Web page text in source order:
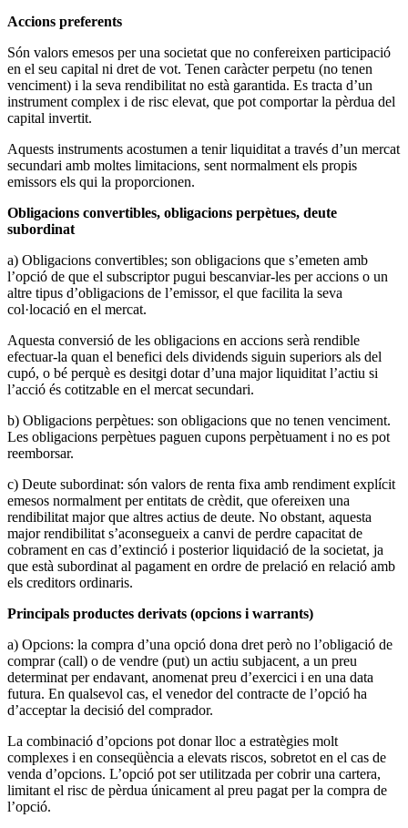
Accions preferents
Són valors emesos per una societat que no confereixen participació
en el seu capital ni dret de vot. Tenen caràcter perpetu (no tenen
venciment) i la seva rendibilitat no està garantida. Es tracta d’un
instrument complex i de risc elevat, que pot comportar la pèrdua del
capital invertit.
Aquests instruments acostumen a tenir liquiditat a través d’un mercat
secundari amb moltes limitacions, sent normalment els propis
emissors els qui la proporcionen.
Obligacions convertibles, obligacions perpètues, deute
subordinat
a) Obligacions convertibles; son obligacions que s’emeten amb
l’opció de que el subscriptor pugui bescanviar-les per accions o un
altre tipus d’obligacions de l’emissor, el que facilita la seva
col·locació en el mercat.
Aquesta conversió de les obligacions en accions serà rendible
efectuar-la quan el benefici dels dividends siguin superiors als del
cupó, o bé perquè es desitgi dotar d’una major liquiditat l’actiu si
l’acció és cotitzable en el mercat secundari.
b) Obligacions perpètues: son obligacions que no tenen venciment.
Les obligacions perpètues paguen cupons perpètuament i no es pot
reemborsar.
c) Deute subordinat: són valors de renta fixa amb rendiment explícit
emesos normalment per entitats de crèdit, que ofereixen una
rendibilitat major que altres actius de deute. No obstant, aquesta
major rendibilitat s’aconsegueix a canvi de perdre capacitat de
cobrament en cas d’extinció i posterior liquidació de la societat, ja
que està subordinat al pagament en ordre de prelació en relació amb
els creditors ordinaris.
Principals productes derivats (opcions i warrants)
a) Opcions: la compra d’una opció dona dret però no l’obligació de
comprar (call) o de vendre (put) un actiu subjacent, a un preu
determinat per endavant, anomenat preu d’exercici i en una data
futura. En qualsevol cas, el venedor del contracte de l’opció ha
d’acceptar la decisió del comprador.
La combinació d’opcions pot donar lloc a estratègies molt
complexes i en conseqüència a elevats riscos, sobretot en el cas de
venda d’opcions. L’opció pot ser utilitzada per cobrir una cartera,
limitant el risc de pèrdua únicament al preu pagat per la compra de
l’opció.